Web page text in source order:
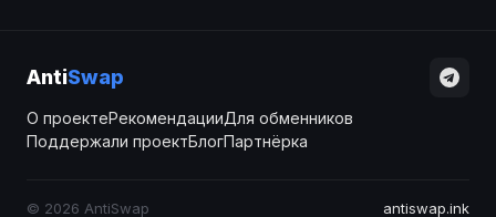
AntiSwap
О проектеРекомендацииДля обменников
Поддержали проектБлогПартнёрка
© 2026 AntiSwap antiswap.ink